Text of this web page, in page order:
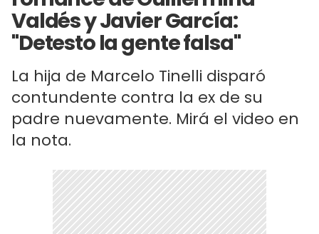
Valdés y Javier García:
"Detesto la gente falsa"
La hija de Marcelo Tinelli disparó
contundente contra la ex de su
padre nuevamente. Mirá el video en
la nota.